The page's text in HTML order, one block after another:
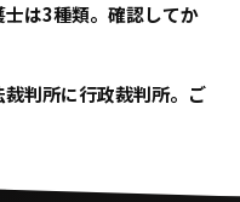
は3種類。確認してか
判所に行政裁判所。ご